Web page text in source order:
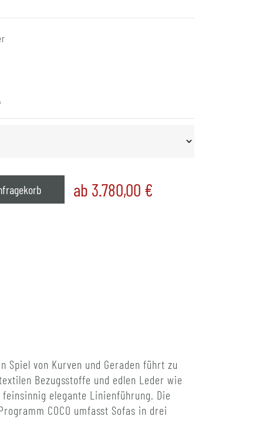
ab 3.780,00 €
von Kurven und Geraden führt zu
Bezugsstoffe und edlen Leder wie
elegante Linienführung. Die
COCO umfasst Sofas in drei